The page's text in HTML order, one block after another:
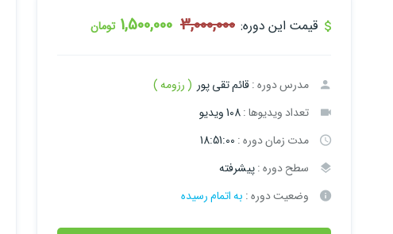
قیمت این دوره: 3,000,000
1,500,000 تومان
مدرس دوره :قائم تقی پور ( رزومه )
تعداد ویدیوها :108 ویدیو
مدت زمان دوره : 18:51:00
سطح دوره :پیشرفته
وضعیت دوره : به اتمام رسیده